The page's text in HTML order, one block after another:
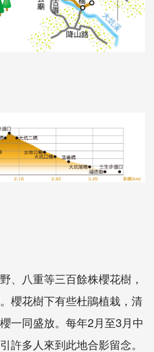
、八重等三百餘株櫻花樹，
櫻花樹下有些杜鵑植栽，清
一同盛放。每年2月至3月中
許多人來到此地合影留念。